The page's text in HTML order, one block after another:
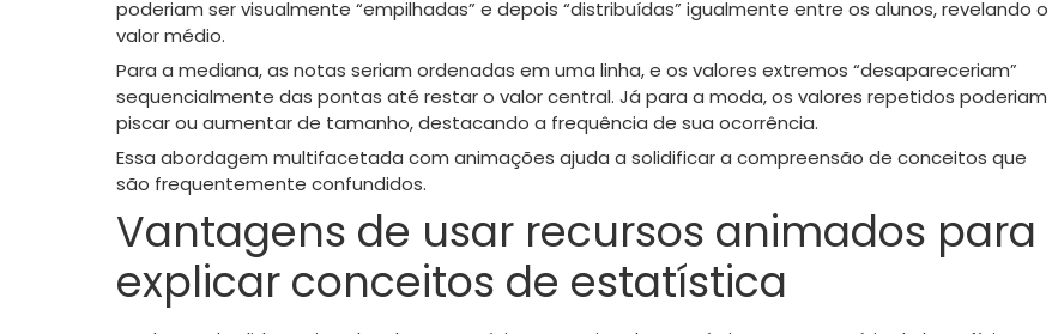
poderiam ser visualmente “empilhadas” e depois “distribuídas” igualmente entre os alunos, revelando o
valor médio.
Para a mediana, as notas seriam ordenadas em uma linha, e os valores extremos “desapareceriam”
sequencialmente das pontas até restar o valor central. Já para a moda, os valores repetidos poderiam
piscar ou aumentar de tamanho, destacando a frequência de sua ocorrência.
Essa abordagem multifacetada com animações ajuda a solidificar a compreensão de conceitos que
são frequentemente confundidos.
Vantagens de usar recursos animados para
explicar conceitos de estatística